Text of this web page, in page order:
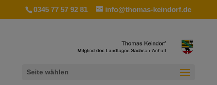
0345 77 57 92 81 info@thomas-keindorf.de
Seite wählen